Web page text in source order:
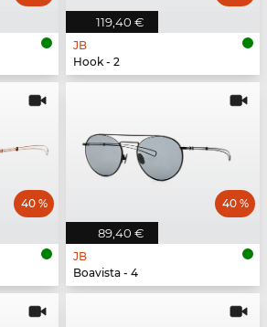
119,40 €
JB
Hook - 2
40 %
89,40 €
40 %
JB
Boavista - 4